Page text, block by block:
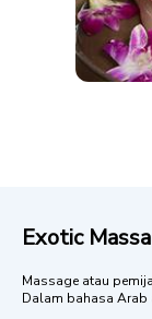
Exotic
Massage atau
Dalam bahasa